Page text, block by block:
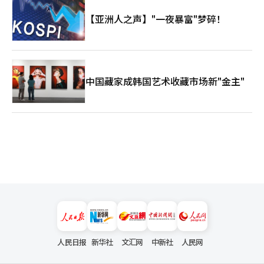
【亚洲人之声】"一夜暴富"梦碎！
中国藏家成韩国艺术收藏市场新"金主"
人民日报 新华社 文汇网 中新社 人民网